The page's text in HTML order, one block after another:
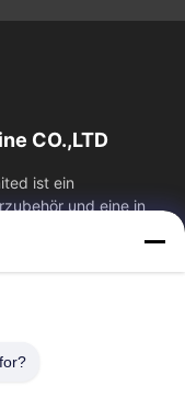
CO.,LTD
ist ein
und eine in
Mit Uns In